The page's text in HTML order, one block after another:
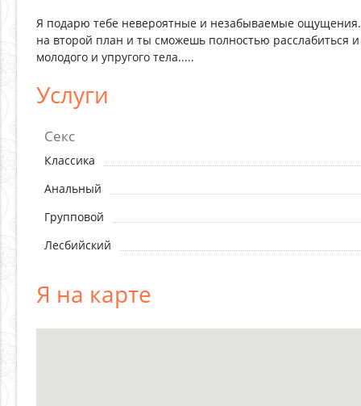
Я подарю тебе невероятные и незабываемые
на второй план и ты сможешь полностью расслабиться
молодого и упругого тела.....
Услуги
Секс
Классика
Анальный
Групповой
Лесбийский
Я на карте